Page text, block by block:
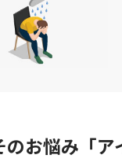
のお悩み「ア